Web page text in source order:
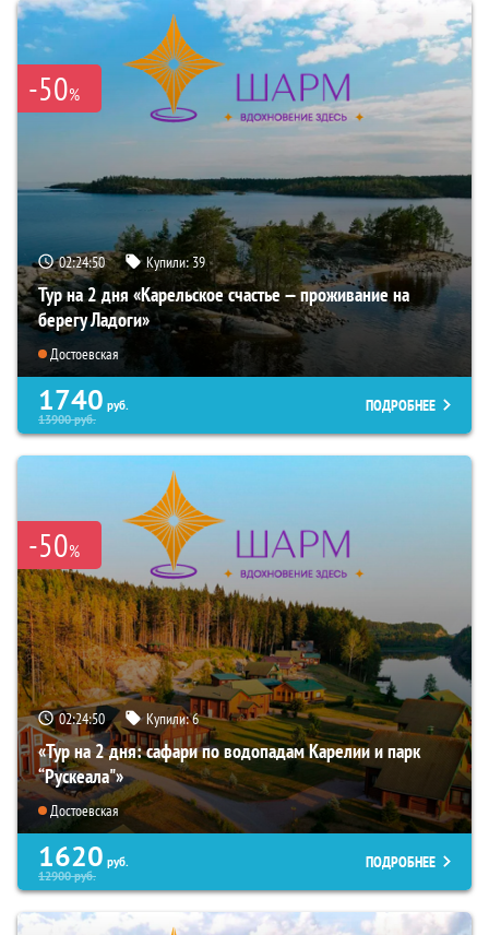
-50%
02:24:49 Купили:39
Тур на 2 дня «Карельское счастье — проживание на
берегу Ладоги»
Достоевская
1740 руб.
13900руб.
ПОДРОБНЕЕ
-50%
02:24:49 Купили:6
«Тур на 2 дня: сафари по водопадам Карелии и парк
“Рускеала"»
Достоевская
1620 руб.
12900руб.
ПОДРОБНЕЕ